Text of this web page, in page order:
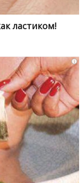
ластиком!
i